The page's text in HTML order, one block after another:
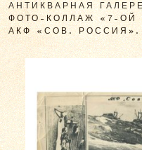
АНТИКВАРНАЯ
ФОТО-КОЛЛАЖ «7-ОЙ
АКФ «СОВ. РОССИЯ».